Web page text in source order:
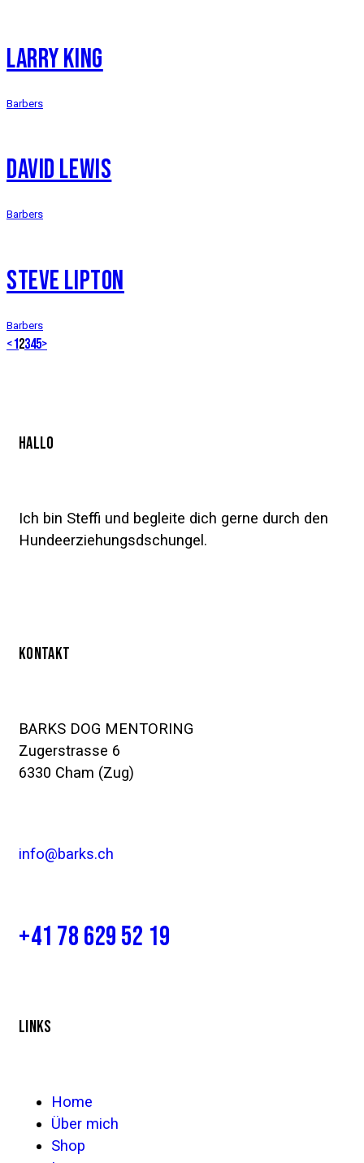
LARRY KING
Barbers
DAVID LEWIS
Barbers
STEVE LIPTON
Barbers
<12345>
HALLO
Ich bin Steffi und begleite dich gerne durch den
Hundeerziehungsdschungel.
KONTAKT
BARKS DOG MENTORING
Zugerstrasse 6
6330 Cham (Zug)
info@barks.ch
+41 78 629 52 19
LINKS
Home
Über mich
Shop